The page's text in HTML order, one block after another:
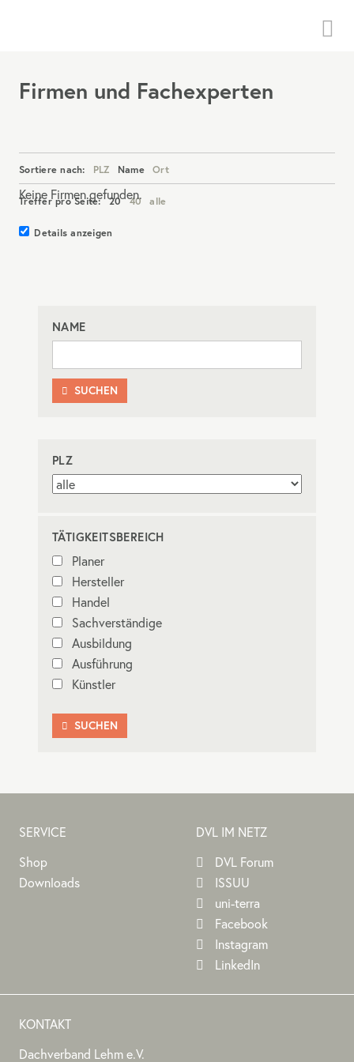
Firmen und Fachexperten
Sortiere nach: PLZ Name Ort
Treffer pro Seite: 20 40 alle
Details anzeigen
Keine Firmen gefunden.
NAME
 SUCHEN
PLZ
TÄTIGKEITSBEREICH
Planer
Hersteller
Handel
Sachverständige
Ausbildung
Ausführung
Künstler
 SUCHEN
SERVICE
Shop
Downloads
DVL IM NETZ
DVL Forum
ISSUU
uni-terra
Facebook
Instagram
LinkedIn
KONTAKT
Dachverband Lehm e.V.